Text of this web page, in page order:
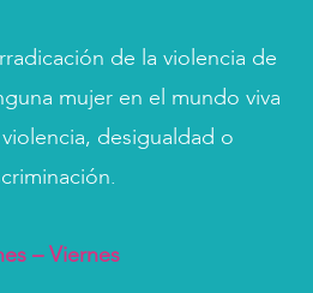
de la violencia de
mujer en el mundo viva
desigualdad o
– Viernes